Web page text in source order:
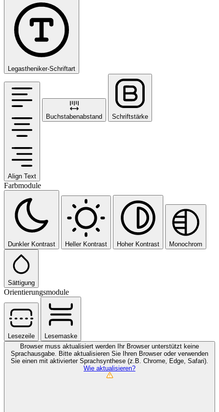
Legastheniker-Schriftart
Align Text
Buchstabenabstand Schriftstärke
Farbmodule
Dunkler Kontrast Heller Kontrast Hoher Kontrast Monochrom
Sättigung
Orientierungsmodule
Lesezeile
Lesemaske
Browser muss aktualisiert werden
Ihr Browser unterstützt keine
Sprachausgabe. Bitte aktualisieren Sie Ihren Browser oder verwenden
Sie einen mit aktivierter Sprachsynthese (z.B. Chrome, Edge, Safari).
Wie aktualisieren?